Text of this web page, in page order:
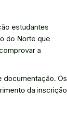
estudantes
do Norte que
a
documentação. Os
da inscrição